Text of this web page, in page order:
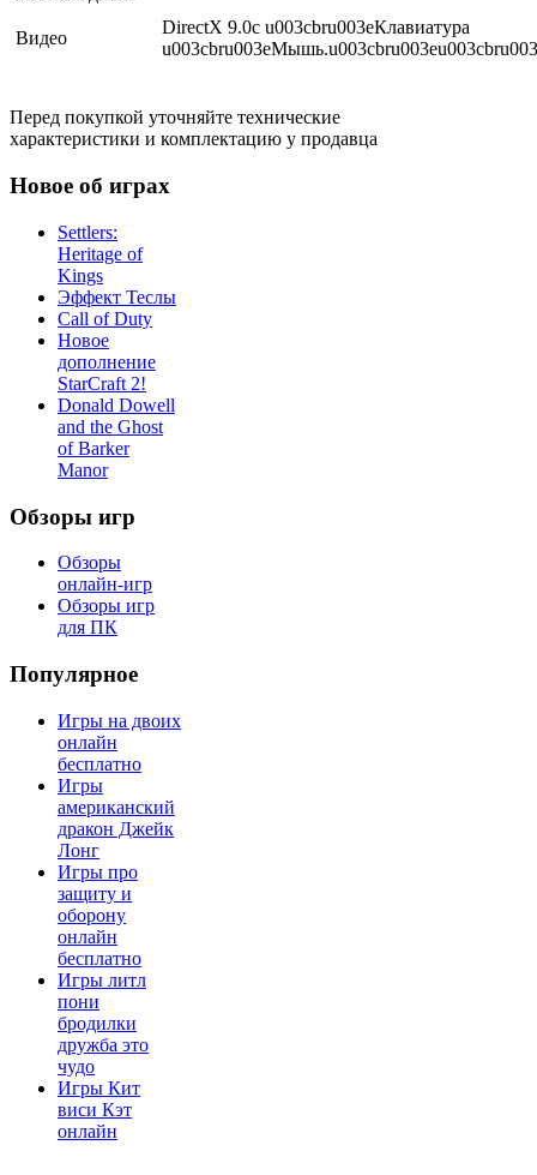
Видео
DirectX 9.0c u003cbru003eКлавиатура
Перед покупкой уточняйте технические
характеристики и комплектацию у продавца
Новое об играх
Settlers:
Heritage of
Kings
Эффект Теслы
Call of Duty
Новое
дополнение
StarCraft 2!
Donald Dowell
and the Ghost
of Barker
Manor
Обзоры игр
Обзоры
онлайн-игр
Обзоры игр
для ПК
Популярное
Игры на двоих
онлайн
бесплатно
Игры
американский
дракон Джейк
Лонг
Игры про
защиту и
оборону
онлайн
бесплатно
Игры литл
пони
бродилки
дружба это
чудо
Игры Кит
виси Кэт
онлайн